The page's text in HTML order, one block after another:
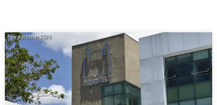
6 de agosto de 2026